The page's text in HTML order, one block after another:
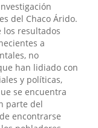
del Chaco Árido.
los resultados
a
no
han lidiado con
y políticas,
se encuentra
parte del
encontrarse